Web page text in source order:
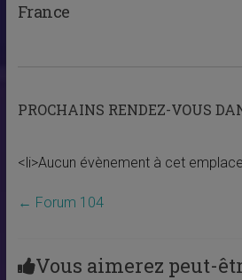
France
PROCHAINS RENDEZ-VOUS
<li>Aucun évènement à cet
← Forum 104
Vous aimerez peut-